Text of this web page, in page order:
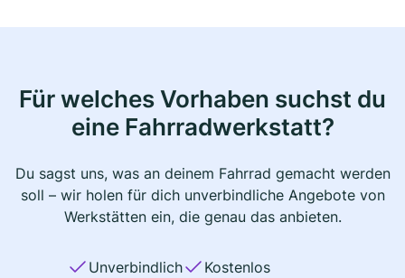
Für welches Vorhaben suchst du
eine Fahrradwerkstatt?
Du sagst uns, was an deinem Fahrrad gemacht werden
soll – wir holen für dich unverbindliche Angebote von
Werkstätten ein, die genau das anbieten.
Unverbindlich
Kostenlos